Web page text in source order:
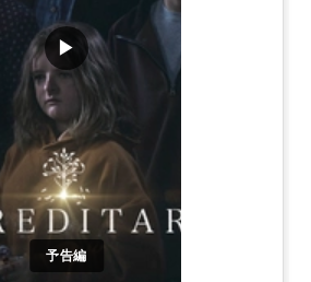
予告編
▶